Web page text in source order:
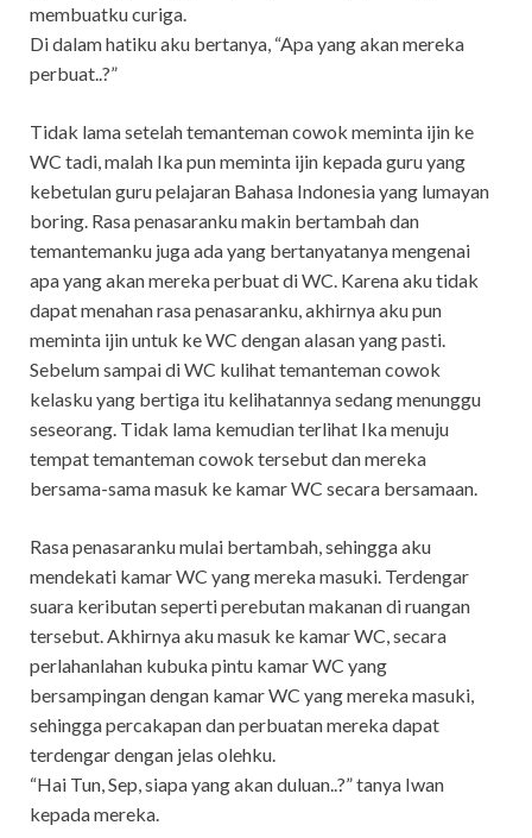
membuatku curiga.
Di dalam hatiku aku bertanya, “Apa yang akan mereka
perbuat..?”
Tidak lama setelah temanteman cowok meminta ijin ke
WC tadi, malah Ika pun meminta ijin kepada guru yang
kebetulan guru pelajaran Bahasa Indonesia yang lumayan
boring. Rasa penasaranku makin bertambah dan
temantemanku juga ada yang bertanyatanya mengenai
apa yang akan mereka perbuat di WC. Karena aku tidak
dapat menahan rasa penasaranku, akhirnya aku pun
meminta ijin untuk ke WC dengan alasan yang pasti.
Sebelum sampai di WC kulihat temanteman cowok
kelasku yang bertiga itu kelihatannya sedang menunggu
seseorang. Tidak lama kemudian terlihat Ika menuju
tempat temanteman cowok tersebut dan mereka
bersama-sama masuk ke kamar WC secara bersamaan.
Rasa penasaranku mulai bertambah, sehingga aku
mendekati kamar WC yang mereka masuki. Terdengar
suara keributan seperti perebutan makanan di ruangan
tersebut. Akhirnya aku masuk ke kamar WC, secara
perlahanlahan kubuka pintu kamar WC yang
bersampingan dengan kamar WC yang mereka masuki,
sehingga percakapan dan perbuatan mereka dapat
terdengar dengan jelas olehku.
“Hai Tun, Sep, siapa yang akan duluan..?” tanya Iwan
kepada mereka.